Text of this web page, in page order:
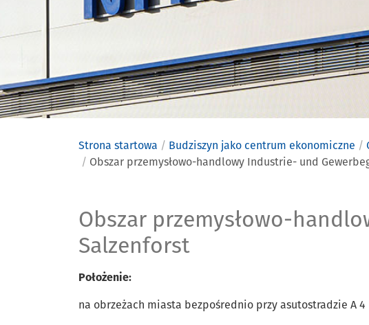
Strona startowa Budziszyn jako centrum ekonomiczne
Obszar przemysłowo-handlowy Industrie- und
Obszar
Obszar przemysłowo-
Salzenforst
Położenie:
na obrzeżach miasta bezpośrednio przy asutostradzie A 4